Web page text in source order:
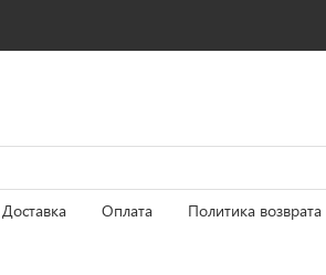
Доставка Оплата Политика возврата